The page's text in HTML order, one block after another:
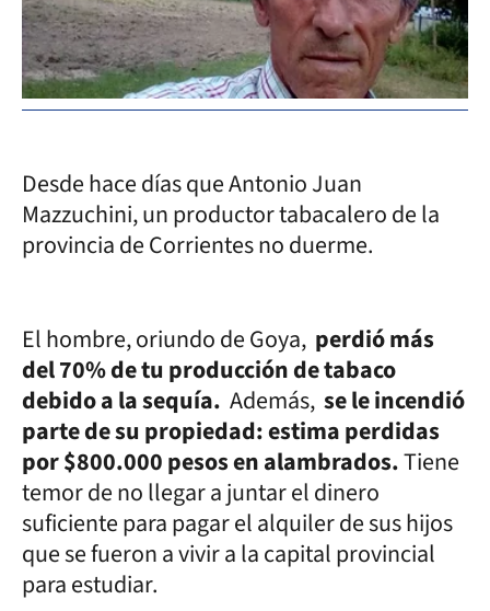
Desde hace días que Antonio Juan
Mazzuchini, un productor tabacalero de la
provincia de Corrientes no duerme.
El hombre, oriundo de Goya, perdió más
del 70% de tu producción de tabaco
debido a la sequía. Además, se le incendió
parte de su propiedad: estima perdidas
por $800.000 pesos en alambrados.Tiene
temor de no llegar a juntar el dinero
suficiente para pagar el alquiler de sus hijos
que se fueron a vivir a la capital provincial
para estudiar.